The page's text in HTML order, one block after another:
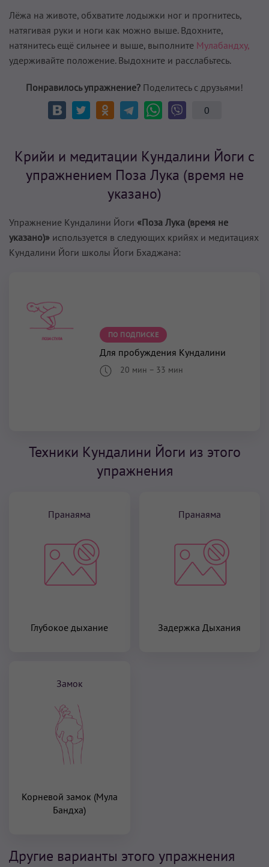
Лёжа на животе, обхватите лодыжки ног и прогнитесь,
натягивая руки и ноги как можно выше. Вдохните,
натянитесь ещё сильнее и выше, выполните Мулабандху,
удерживайте положение. Выдохните и расслабьтесь.
Понравилось упражнение? Поделитесь с друзьями!
0
Крийи и медитации Кундалини Йоги с
упражнением Поза Лука (время не
указано)
Упражнение Кундалини Йоги «Поза Лука (время не
указано)» используется в следующих крийях и медитациях
Кундалини Йоги школы Йоги Бхаджана:
ПО ПОДПИСКЕ
Для пробуждения Кундалини
20 мин – 33 мин
Техники Кундалини Йоги из этого
упражнения
Пранаяма
Глубокое дыхание
Пранаяма
Задержка Дыхания
Замок
Корневой замок (Мула
Бандха)
Другие варианты этого упражнения